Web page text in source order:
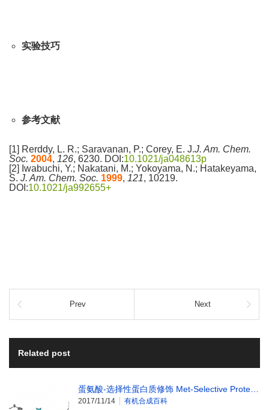
实验技巧
参考文献
[1] Rerddy, L. R.; Saravanan, P.; Corey, E. J.J. Am. Chem.
Soc. 2004, 126, 6230. DOI:10.1021/ja048613p
[2] Iwabuchi, Y.; Nakatani, M.; Yokoyama, N.; Hatakeyama,
S. J. Am. Chem. Soc. 1999, 121, 10219.
DOI:10.1021/ja992655+
Prev Next
Related post
蛋氨酸-选择性蛋白质修饰 Met-Selective Prote…
2017/11/14 有机合成百科